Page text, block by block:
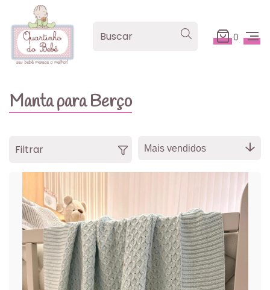
0
Manta para Berço
Filtrar